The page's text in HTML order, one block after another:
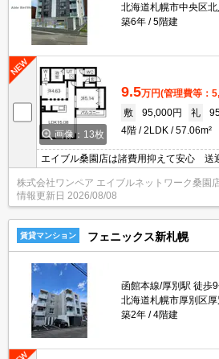
北海道札幌市中央区
築6年
5階建
画像：13枚
9.5万円(管理費等：
敷
95,000円 礼
4階
2LDK 57.06m²
エイブル桑園店は諸費用抑えて安心 送
株式会社ワンペア エイブルネットワーク桑園
情報更新日 2026/08/08
賃貸マンション フェニックス新札幌
函館本線/厚別駅 徒歩
北海道札幌市厚別区
築2年
4階建